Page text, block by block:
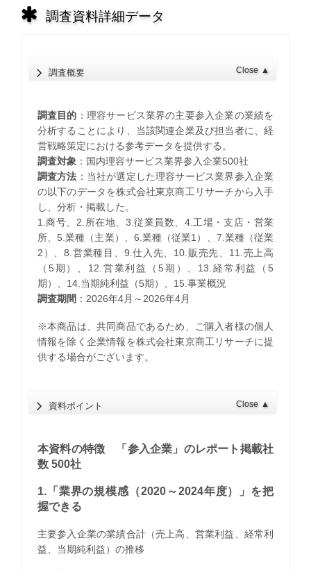
調査資料詳細データ
調査概要 Close ▲
調査目的 ：理容サービス業界の主要参入企業の業績を
分析することにより、当該関連企業及び担当者に、経
営戦略策定における参考データを提供する。
調査対象：国内理容サービス業界参入企業500社
調査方法 ：当社が選定した理容サービス業界参入企業
の以下のデータを株式会社東京商工リサーチから入手
し、分析・掲載した。
1.商号、2.所在地、3.従業員数、4.工場・支店・営業
所、5.業種（主業）、6.業種（従業1）、7.業種（従業
2）、8.営業種目、9.仕入先、10.販売先、11.売上高
（5期）、12.営業利益（5期）、13.経常利益（5
期）、14.当期純利益（5期）、15.事業概況
調査期間 ：2026年4月～2026年4月
※本商品は、共同商品であるため、ご購入者様の個人
情報を除く企業情報を株式会社東京商工リサーチに提
供する場合がございます。
資料ポイント Close ▲
本資料の特徴 「参入企業」のレポート掲載社
数 500社
1.「業界の規模感（2020～2024年度）」を把
握できる
主要参入企業の業績合計（売上高、営業利益、経常利
益、当期純利益）の推移